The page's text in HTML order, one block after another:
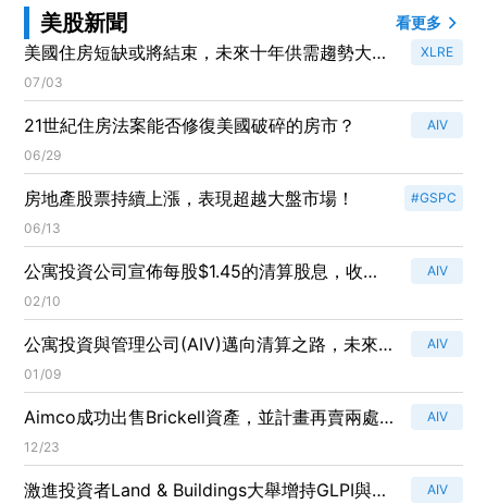
美股新聞 看更多
美國住房短缺或將結束，未來十年供需趨勢大逆
轉！
XLRE
07/03
21世紀住房法案能否修復美國破碎的房市？
AIV
06/29
房地產股票持續上漲，表現超越大盤市場！
#GSPC
06/13
公寓投資公司宣佈每股$1.45的清算股息，收益
率高達98.14%！
AIV
02/10
公寓投資與管理公司(AIV)邁向清算之路，未來
展望引人關注！
AIV
01/09
Aimco成功出售Brickell資產，並計畫再賣兩處
房地產！
AIV
12/23
激進投資者Land & Buildings大舉增持GLPI與
AIV